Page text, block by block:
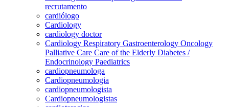
recrutamento
cardiólogo
Cardiology
cardiology doctor
Cardiology Respiratory Gastroenterology Oncology
Palliative Care Care of the Elderly Diabetes /
Endocrinology Paediatrics
cardiopneumologa
Cardiopneumologia
cardiopneumologista
Cardiopneumologistas